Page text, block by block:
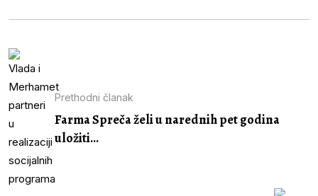
Prethodni članak
Farma Spreča želi u narednih pet godina
uložiti...